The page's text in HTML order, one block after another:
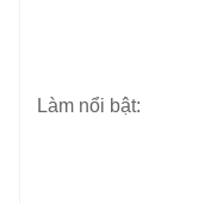
Làm nổi bật: